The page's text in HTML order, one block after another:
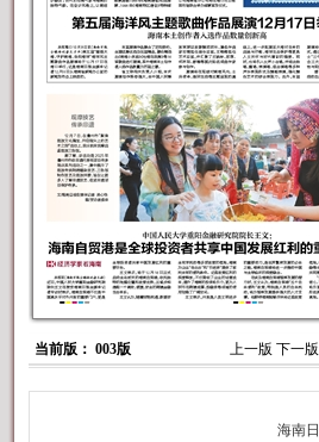
当前版： 003版 上一版 下一版